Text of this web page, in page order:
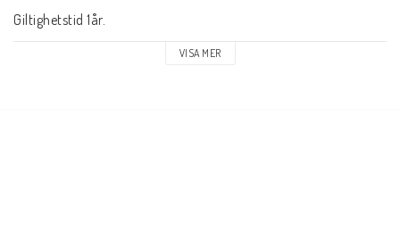
Giltighetstid 1år.
VISA MER